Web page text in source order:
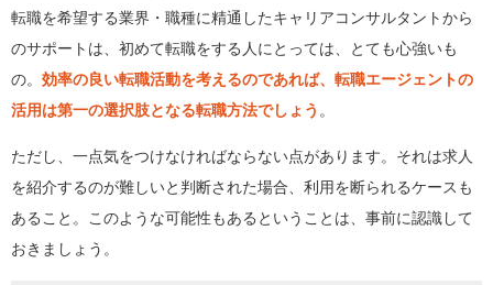
転職を希望する業界・職種に精通したキャリアコンサルタントから
のサポートは、初めて転職をする人にとっては、とても心強いも
の。 効率の良い転職活動を考えるのであれば、転職エージェントの
活用は第一の選択肢となる転職方法でしょう 。
ただし、一点気をつけなければならない点があります。それは求人
を紹介するのが難しいと判断された場合、利用を断られるケースも
あること。このような可能性もあるということは、事前に認識して
おきましょう。